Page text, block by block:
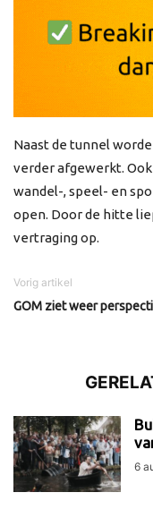
Naast de tunnel
verder afgewerkt.
wandel-, speel- en
open. Door de hitte
vertraging op.
Vorig artikel
GOM ziet weer
6